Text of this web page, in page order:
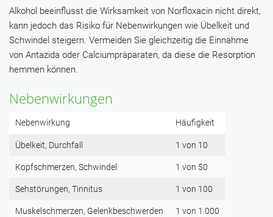
Alkohol beeinflusst die Wirksamkeit von Norfloxacin nicht direkt,
kann jedoch das Risiko für Nebenwirkungen wie Übelkeit und
Schwindel steigern. Vermeiden Sie gleichzeitig die Einnahme
von Antazida oder Calciumpräparaten, da diese die Resorption
hemmen können.
Nebenwirkungen
Nebenwirkung Häufigkeit
Übelkeit, Durchfall 1 von 10
Kopfschmerzen, Schwindel 1 von 50
Sehstörungen, Tinnitus 1 von 100
Muskelschmerzen, Gelenkbeschwerden 1 von 1.000